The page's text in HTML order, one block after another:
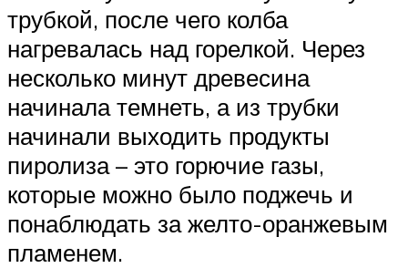
трубкой, после чего колба
нагревалась над горелкой. Через
несколько минут древесина
начинала темнеть, а из трубки
начинали выходить продукты
пиролиза – это горючие газы,
которые можно было поджечь и
понаблюдать за желто-оранжевым
пламенем.